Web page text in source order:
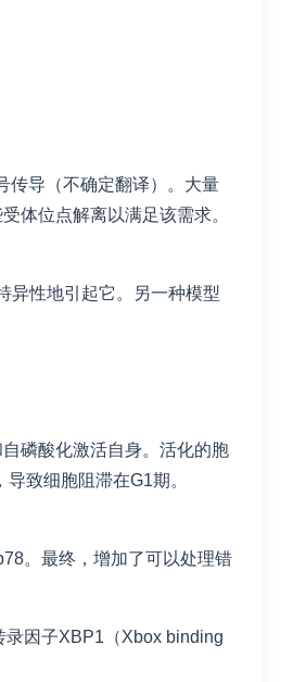
传导（不确定翻译）。大量
体位点解离以满足该需求。
异性地引起它。另一种模型
磷酸化激活自身。活化的胞
致细胞阻滞在G1期。
。最终，增加了可以处理错
录因子XBP1（Xbox binding